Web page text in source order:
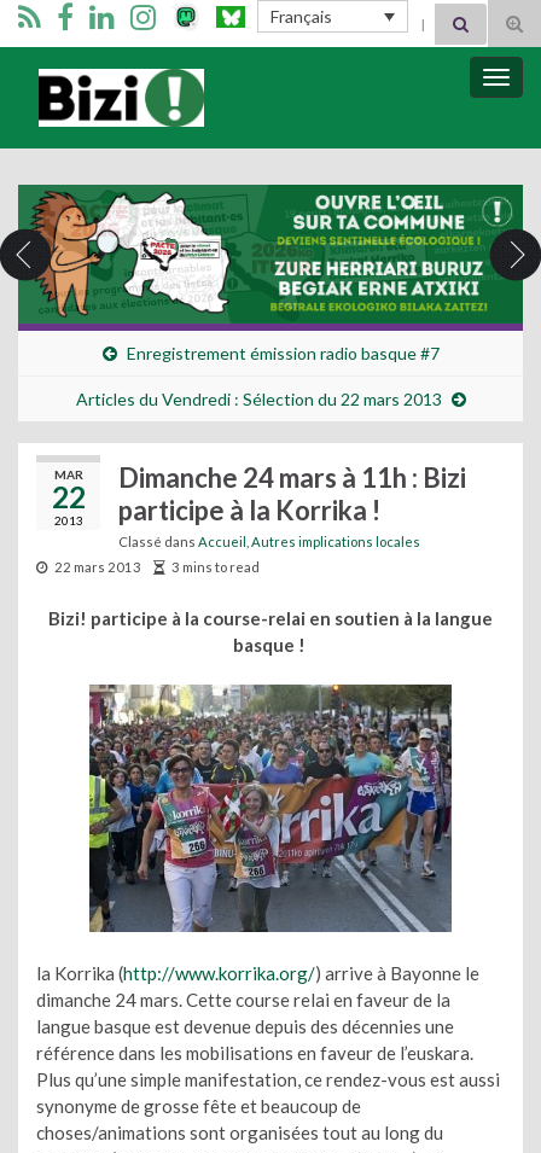
Français Search for:
Bizimugi
Enregistrement émission radio basque #7
Articles du Vendredi : Sélection du 22 mars 2013
MAR
22
2013
Dimanche 24 mars à 11h : Bizi
participe à la Korrika !
Classé dans Accueil Autres implications locales
22 mars 2013
3 mins to read
Bizi! participe à la course-relai en soutien à la langue
basque !
la Korrika (http://www.korrika.org/) arrive à Bayonne le
dimanche 24 mars. Cette course relai en faveur de la
langue basque est devenue depuis des décennies une
référence dans les mobilisations en faveur de l’euskara.
Plus qu’une simple manifestation, ce rendez-vous est aussi
synonyme de grosse fête et beaucoup de
choses/animations sont organisées tout au long du